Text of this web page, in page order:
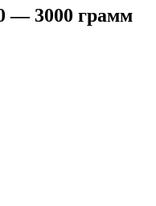
— 3000 грамм